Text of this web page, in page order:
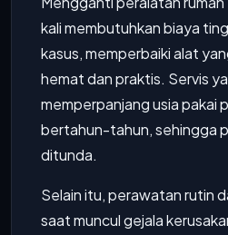
kali membutuhkan biaya
kasus, memperbaiki alat
hemat dan praktis. Servis
memperpanjang usia pakai
bertahun-tahun, sehingga
ditunda.
Selain itu, perawatan rutin
saat muncul gejala